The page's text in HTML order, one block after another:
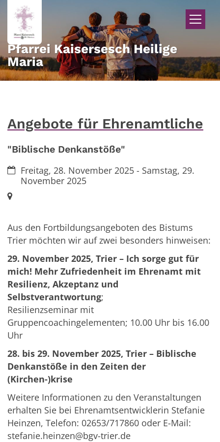
Zum Inhalt springen
Pfarrei Kaisersesch Heilige
Maria
Angebote für Ehrenamtliche
"Biblische Denkanstöße"
Datum:
Freitag, 28. November 2025 - Samstag, 29.
November 2025
Ort:
Aus den Fortbildungsangeboten des Bistums
Trier möchten wir auf zwei besonders hinweisen:
29. November 2025, Trier – Ich sorge gut für
mich! Mehr Zufriedenheit im Ehrenamt mit
Resilienz, Akzeptanz und
Selbstverantwortung;
Resilienzseminar mit
Gruppencoachingelementen; 10.00 Uhr bis 16.00
Uhr
28. bis 29. November 2025, Trier – Biblische
Denkanstöße in den Zeiten der
(Kirchen-)krise
Weitere Informationen zu den Veranstaltungen
erhalten Sie bei Ehrenamtsentwicklerin Stefanie
Heinzen, Telefon: 02653/717860 oder E-Mail:
stefanie.heinzen@bgv-trier.de